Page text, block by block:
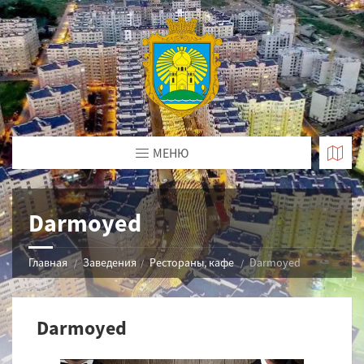
МЕНЮ
Darmoyed
Главная Заведения Рестораны, кафе Darmoyed
Darmoyed